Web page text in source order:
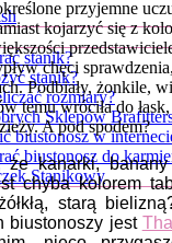
stanik?
stanik?
rozmiary?
Sklepów
biustonosz w
biustonosz do
Stanikowy
przyjemne
kojarzyć się z
chęci
Podbiały, żonkile,
temu wróciła do
A pod spodem?
że kanarki,
chyba kolorem
starą
biustonoszy jest